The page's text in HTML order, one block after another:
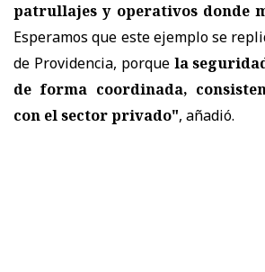
patrullajes y operativos donde
Esperamos que este ejemplo se
de Providencia, porque la
de forma coordinada,
con el sector privado", añadió.